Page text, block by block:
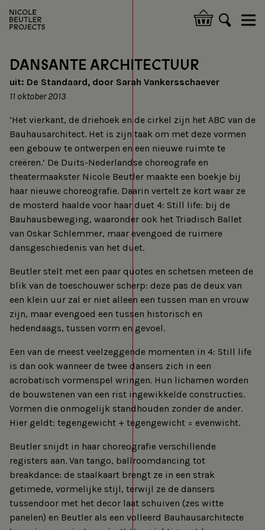
en
naar
gaan
Hoofdnavigatie
DANSANTE ARCHITECTUUR
uit: De Standaard, door Sarah Vankersschaever
11 oktober 2013
‘Het vierkant, de driehoek en de cirkel zijn het ABC van de
Bauhausarchitect. Het is zijn taak om met deze vormen
een gebouw te ontwerpen en een nieuwe ruimte te
creëren.’ De Duits-Nederlandse choreografe en
theatermaakster Nicole Beutler maakte een boekje bij
haar nieuwe choreografie. Daarin vertelt ze kort waar ze
de mosterd haalde voor haar duet 4: Still life: bij de
Bauhausbeweging, waaronder ook het Triadisch Ballet
van Oskar Schlemmer, maar evengoed de ruimere
dansgeschiedenis van het duet.
Beutler stelt met een paar quotes en schetsen meteen de
blik van de toeschouwer scherp: deze pas de deux van
een klein uur zal er niet alleen een tussen man en vrouw
zijn, maar evengoed een tussen historisch en
hedendaags, tussen vorm en gevoel.
Een van de meest veelzeggende momenten in 4: Still life
is dan ook wanneer de twee dansers zich in een
acrobatisch vormenspel wringen. Hun lichamen worden
de bouwstenen van een rist ingewikkelde constructies.
Vormen die onmogelijk standhouden zonder de ander.
Hier geldt: tegengewicht + tegengewicht = evenwicht.
Beutler snijdt in haar choreografie verschillende
registers aan. Van tango, ballroomdancing tot
breakdance: de staalkaart brengt ze in een strak
getimede, vormelijke stijl, terwijl ze de dansers
tussendoor met het decor laat schuiven (zes witte
panelen) en Beutler als een volleerd Bauhausarchitecte